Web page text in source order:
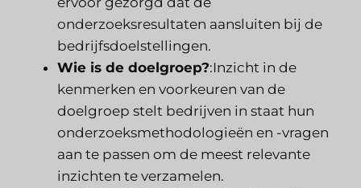
onderzoeksresultaten aansluiten bij de
bedrijfsdoelstellingen.
Wie is de doelgroep?:Inzicht in de
kenmerken en voorkeuren van de
doelgroep stelt bedrijven in staat hun
onderzoeksmethodologieën en -vragen
aan te passen om de meest relevante
inzichten te verzamelen.